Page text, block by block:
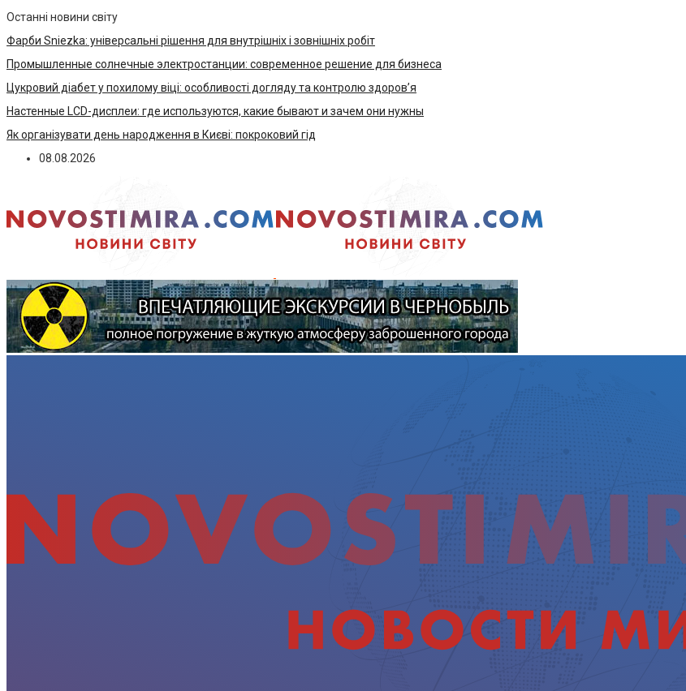
Останні новини світу
Фарби Sniezka: універсальні рішення для внутрішніх і зовнішніх робіт
Промышленные солнечные электростанции: современное решение для бизнеса
Цукровий діабет у похилому віці: особливості догляду та контролю здоров’я
Настенные LCD-дисплеи: где используются, какие бывают и зачем они нужны
Як організувати день народження в Києві: покроковий гід
08.08.2026